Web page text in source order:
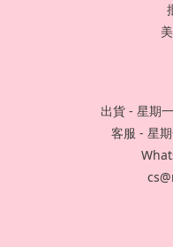
出貨 - 星期
客服 - 星